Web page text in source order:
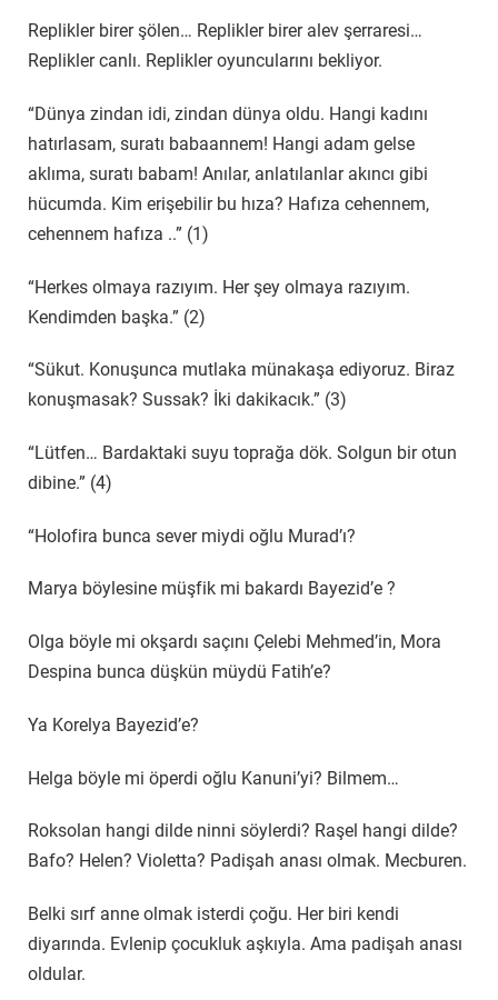
Replikler birer şölen… Replikler birer alev şerraresi…
Replikler canlı. Replikler oyuncularını bekliyor.
“Dünya zindan idi, zindan dünya oldu. Hangi kadını
hatırlasam, suratı babaannem! Hangi adam gelse
aklıma, suratı babam! Anılar, anlatılanlar akıncı gibi
hücumda. Kim erişebilir bu hıza? Hafıza cehennem,
cehennem hafıza ..” (1)
“Herkes olmaya razıyım. Her şey olmaya razıyım.
Kendimden başka.” (2)
“Sükut. Konuşunca mutlaka münakaşa ediyoruz. Biraz
konuşmasak? Sussak? İki dakikacık.” (3)
“Lütfen… Bardaktaki suyu toprağa dök. Solgun bir otun
dibine.” (4)
“Holofira bunca sever miydi oğlu Murad’ı?
Marya böylesine müşfik mi bakardı Bayezid’e ?
Olga böyle mi okşardı saçını Çelebi Mehmed’in, Mora
Despina bunca düşkün müydü Fatih’e?
Ya Korelya Bayezid’e?
Helga böyle mi öperdi oğlu Kanuni’yi? Bilmem…
Roksolan hangi dilde ninni söylerdi? Raşel hangi dilde?
Bafo? Helen? Violetta? Padişah anası olmak. Mecburen.
Belki sırf anne olmak isterdi çoğu. Her biri kendi
diyarında. Evlenip çocukluk aşkıyla. Ama padişah anası
oldular.